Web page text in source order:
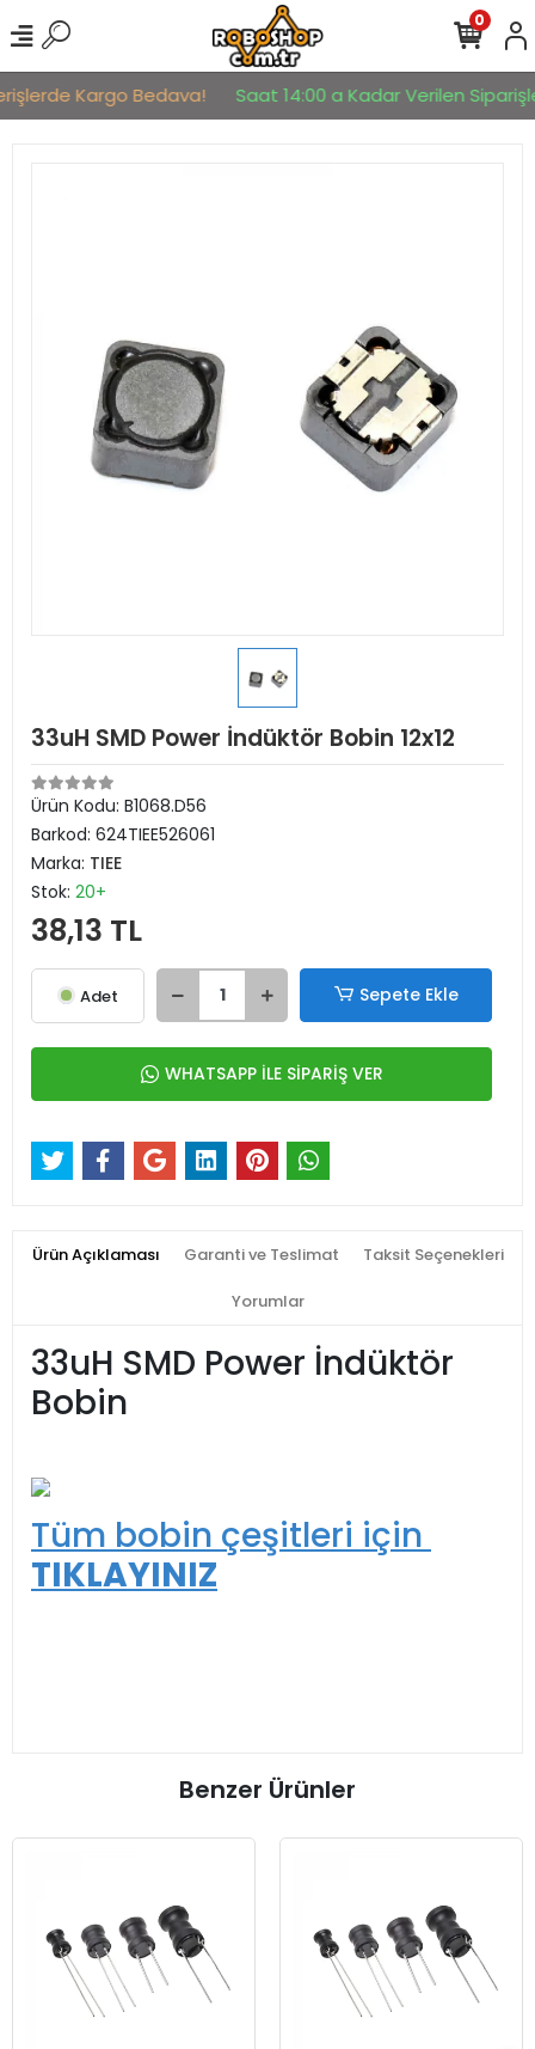
Kargo Bedava! Saat 14:00 a Kadar Verilen
0
33uH SMD Power İndüktör Bobin 12x12
Ürün Kodu: B1068.D56
Barkod: 624TIEE526061
Marka: TIEE
Stok: 20+
38,13 TL
Adet Sepete Ekle
WHATSAPP İLE SİPARİŞ VER
Ürün Açıklaması Garanti ve Teslimat Taksit Seçenekleri
Yorumlar
33uH SMD Power İndüktör
Bobin
Tüm bobin çeşitleri için
TIKLAYINIZ
Benzer Ürünler